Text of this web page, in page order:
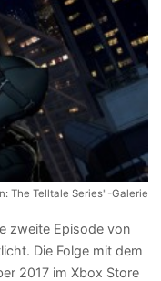
The Telltale Series"-Galerie
zweite Episode von
Die Folge mit dem
2017 im Xbox Store